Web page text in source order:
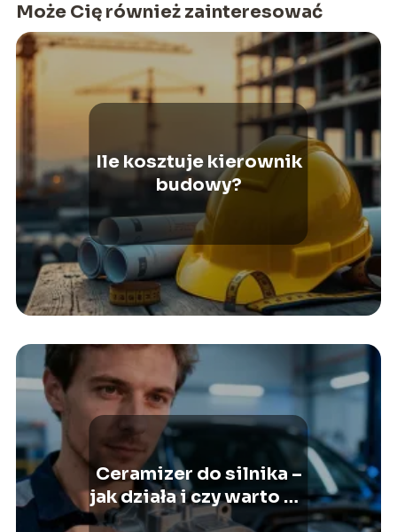
Może Cię również zainteresować
Ile kosztuje kierownik
budowy?
Ceramizer do silnika –
jak działa i czy warto go
stosować?